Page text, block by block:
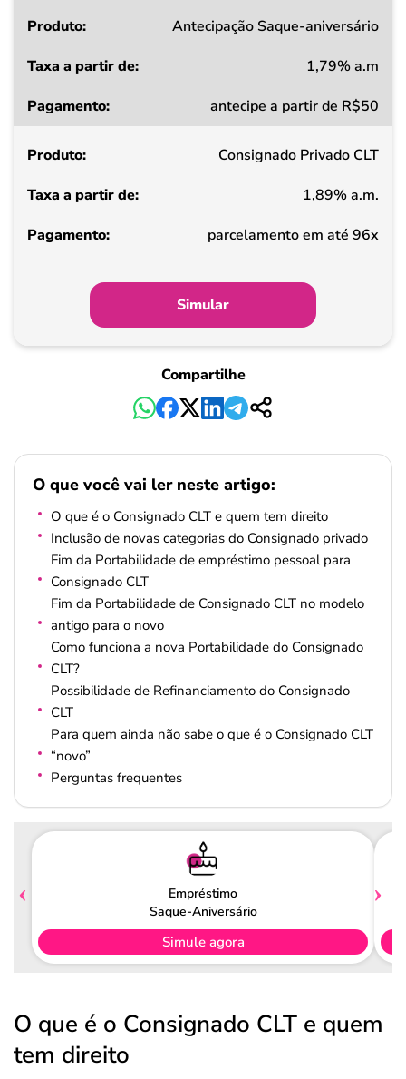
Produto
a
de
Pagamento
Antecipação Saque-aniversário
1,79% a.m
antecipe a partir de R$50
Consignado Privado CLT
1,89% a.m.
parcelamento em até 96x
Simular
Compartilhe
O que você vai ler neste artigo:
O que é o Consignado CLT e quem tem direito
Inclusão de novas categorias do Consignado privado
Fim da Portabilidade de empréstimo pessoal para
Consignado CLT
Fim da Portabilidade de Consignado CLT no modelo
antigo para o novo
Como funciona a nova Portabilidade do Consignado
CLT?
Possibilidade de Refinanciamento do Consignado
CLT
Para quem ainda não sabe o que é o Consignado CLT
“novo”
Perguntas frequentes
Empréstimo
Saque-Aniversário
Simule agora
O que é o Consignado CLT e quem
tem direito